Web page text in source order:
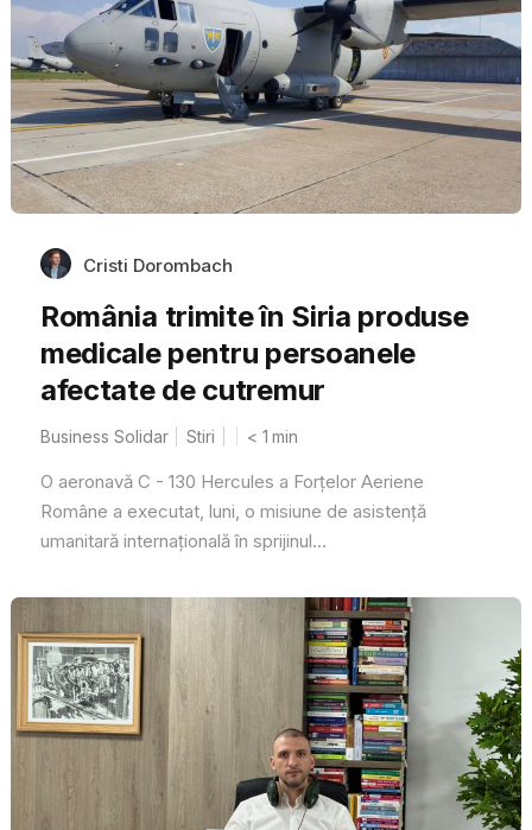
Cristi Dorombach
România trimite în Siria produse
medicale pentru persoanele
afectate de cutremur
Business Solidar Stiri < 1 min
O aeronavă C - 130 Hercules a Forţelor Aeriene
Române a executat, luni, o misiune de asistenţă
umanitară internaţională în sprijinul...